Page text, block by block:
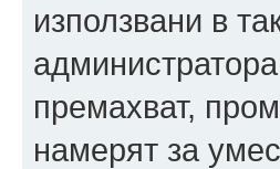
използвани в
премахват,
намерят за